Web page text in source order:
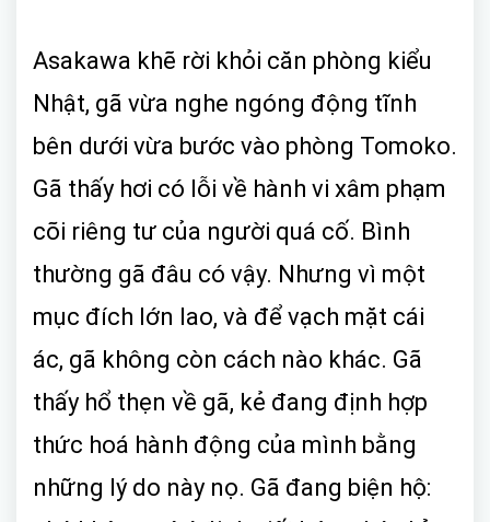
Asakawa khẽ rời khỏi căn phòng kiểu
Nhật, gã vừa nghe ngóng động tĩnh
bên dưới vừa bước vào phòng Tomoko.
Gã thấy hơi có lỗi về hành vi xâm phạm
cõi riêng tư của người quá cố. Bình
thường gã đâu có vậy. Nhưng vì một
mục đích lớn lao, và để vạch mặt cái
ác, gã không còn cách nào khác. Gã
thấy hổ thẹn về gã, kẻ đang định hợp
thức hoá hành động của mình bằng
những lý do này nọ. Gã đang biện hộ: